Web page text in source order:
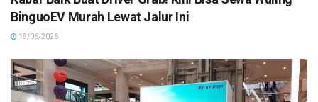
BinguoEV Murah Lewat Jalur Ini
19/06/2026